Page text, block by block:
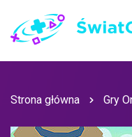
Strona główna Gry